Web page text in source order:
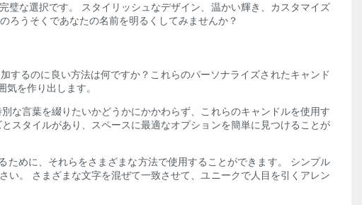
な選択です。 スタイリッシュなデザイン、温かい輝き、カスタマイズ
ろうそくであなたの名前を明るくしてみませんか？
するのに良い方法は何ですか？これらのパーソナライズされたキャンド
を作り出します。
な言葉を綴りたいかどうかにかかわらず、これらのキャンドルを使用す
スタイルがあり、スペースに最適なオプションを簡単に見つけることが
めに、それらをさまざまな方法で使用することができます。 シンプル
。 さまざまな文字を混ぜて一致させて、ユニークで人目を引くアレン